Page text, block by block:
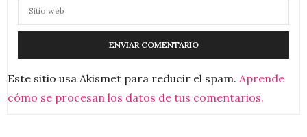
Este sitio usa Akismet para reducir el spam. Aprende
cómo se procesan los datos de tus comentarios.